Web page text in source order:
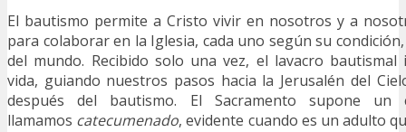
El bautismo permite a Cristo vivir en nosotros y a
para colaborar en la Iglesia, cada uno según su
del mundo. Recibido solo una vez, el lavacro
vida, guiando nuestros pasos hacia la Jerusalén del
después del bautismo. El Sacramento supone
llamamos catecumenado, evidente cuando es un adulto